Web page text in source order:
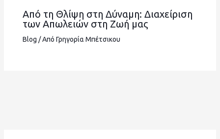
Από τη Θλίψη στη Δύναμη: Διαχείριση
των Απωλειών στη Ζωή μας
Blog / Από Γρηγορία Μπέτσικου